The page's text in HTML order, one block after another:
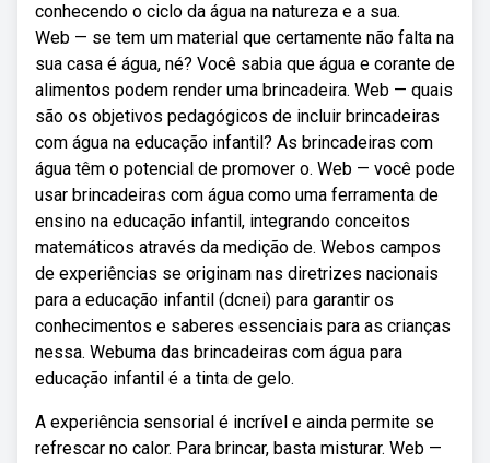
conhecendo o ciclo da água na natureza e a sua.
Web — se tem um material que certamente não falta na
sua casa é água, né? Você sabia que água e corante de
alimentos podem render uma brincadeira. Web — quais
são os objetivos pedagógicos de incluir brincadeiras
com água na educação infantil? As brincadeiras com
água têm o potencial de promover o. Web — você pode
usar brincadeiras com água como uma ferramenta de
ensino na educação infantil, integrando conceitos
matemáticos através da medição de. Webos campos
de experiências se originam nas diretrizes nacionais
para a educação infantil (dcnei) para garantir os
conhecimentos e saberes essenciais para as crianças
nessa. Webuma das brincadeiras com água para
educação infantil é a tinta de gelo.
A experiência sensorial é incrível e ainda permite se
refrescar no calor. Para brincar, basta misturar. Web —